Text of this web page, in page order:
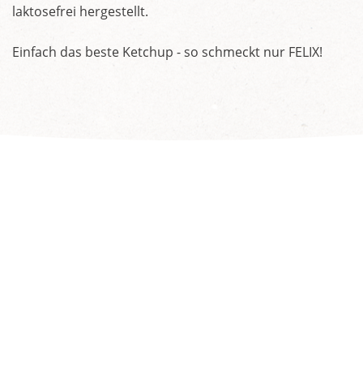
laktosefrei hergestellt.
Einfach das beste Ketchup - so schmeckt nur FELIX!